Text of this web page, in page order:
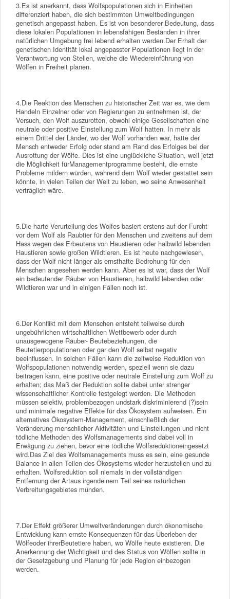
3.Es ist anerkannt, dass Wolfspopulationen sich in Einheiten
differenziert haben, die sich bestimmten Umweltbedingungen
genetisch angepasst haben. Es ist von besonderer Bedeutung, dass
diese lokalen Populationen in lebensfähigen Beständen in ihrer
natürlichen Umgebung frei lebend erhalten werden.Der Erhalt der
genetischen Identität lokal angepasster Populationen liegt in der
Verantwortung von Stellen, welche die Wiedereinführung von
Wölfen in Freiheit planen.
4.Die Reaktion des Menschen zu historischer Zeit war es, wie dem
Handeln Einzelner oder von Regierungen zu entnehmen ist, der
Versuch, den Wolf auszurotten, obwohl einige Gesellschaften eine
neutrale oder positive Einstellung zum Wolf hatten. In mehr als
einem Drittel der Länder, wo der Wolf vorhanden war, hatte der
Mensch entweder Erfolg oder stand am Rand des Erfolges bei der
Ausrottung der Wölfe. Dies ist eine unglückliche Situation, weil jetzt
die Möglichkeit fürManagementprogramme besteht, die ernste
Probleme mildern würden, während dem Wolf wieder gestattet sein
könnte, in vielen Teilen der Welt zu leben, wo seine Anwesenheit
verträglich wäre.
5.Die harte Verurteilung des Wolfes basiert erstens auf der Furcht
vor dem Wolf als Raubtier für den Menschen und zweitens auf dem
Hass wegen des Erbeutens von Haustieren oder halbwild lebenden
Haustieren sowie großen Wildtieren. Es ist heute nachgewiesen,
dass der Wolf nicht länger als ernsthafte Bedrohung für den
Menschen angesehen werden kann. Aber es ist war, dass der Wolf
ein bedeutender Räuber von Haustieren, halbwild lebenden oder
Wildtieren war und in einigen Fällen noch ist.
6.Der Konflikt mit dem Menschen entsteht teilweise durch
ungebührlichen wirtschaftlichen Wettbewerb oder durch
unausgewogene Räuber- Beutebeziehungen, die
Beutetierpopulationen oder gar den Wolf selbst negativ
beeinflussen. In solchen Fällen kann die zeitweise Reduktion von
Wolfspopulationen notwendig werden, speziell wenn sie dazu
beitragen kann, eine positive oder neutrale Einstellung zum Wolf zu
erhalten; das Maß der Reduktion sollte dabei unter strenger
wissenschaftlicher Kontrolle festgelegt werden. Die Methoden
müssen selektiv, problembezogen undstark diskriminierend (?)sein
und minimale negative Effekte für das Ökosystem aufweisen. Ein
alternatives Ökosystem-Management, einschließlich der
Veränderung menschlicher Aktivitäten und Einstellungen und nicht
tödliche Methoden des Wolfsmanagements sind dabei voll in
Erwägung zu ziehen, bevor eine tödliche Wolfsreduktioneingesetzt
wird.Das Ziel des Wolfsmanagements muss es sein, eine gesunde
Balance in allen Teilen des Ökosystems wieder herzustellen und zu
erhalten. Wolfsreduktion soll niemals in der vollständigen
Entfernung der Artaus irgendeinem Teil seines natürlichen
Verbreitungsgebietes münden.
7.Der Effekt größerer Umweltveränderungen durch ökonomische
Entwicklung kann ernste Konsequenzen für das Überleben der
Wölfeoder ihrerBeutetiere haben, wo Wölfe heute existieren. Die
Anerkennung der Wichtigkeit und des Status von Wölfen sollte in
der Gesetzgebung und Planung für jede Region einbezogen
werden.